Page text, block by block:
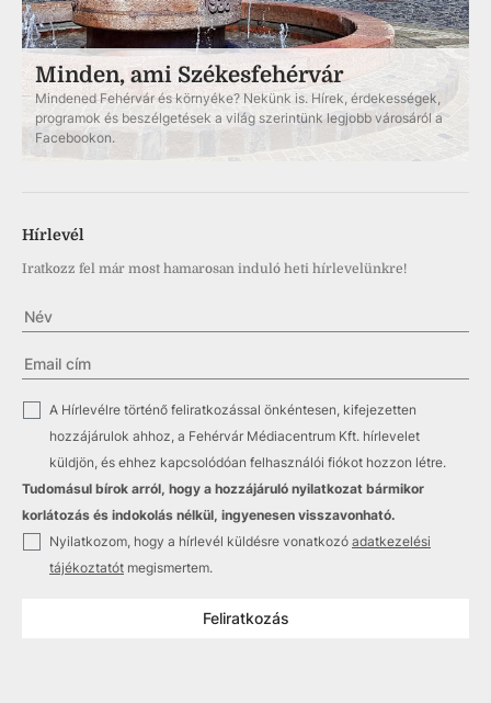
Minden, ami Székesfehérvár
Mindened Fehérvár és környéke? Nekünk is. Hírek, érdekességek,
programok és beszélgetések a világ szerintünk legjobb városáról a
Facebookon.
Hírlevél
Iratkozz fel már most hamarosan induló heti hírlevelünkre!
✓
A Hírlevélre történő feliratkozással önkéntesen, kifejezetten
hozzájárulok ahhoz, a Fehérvár Médiacentrum Kft. hírlevelet
küldjön, és ehhez kapcsolódóan felhasználói fiókot hozzon létre.
Tudomásul bírok arról, hogy a hozzájáruló nyilatkozat bármikor
korlátozás és indokolás nélkül, ingyenesen visszavonható.
✓ Nyilatkozom, hogy a hírlevél küldésre vonatkozó adatkezelési
tájékoztatót megismertem.
Feliratkozás